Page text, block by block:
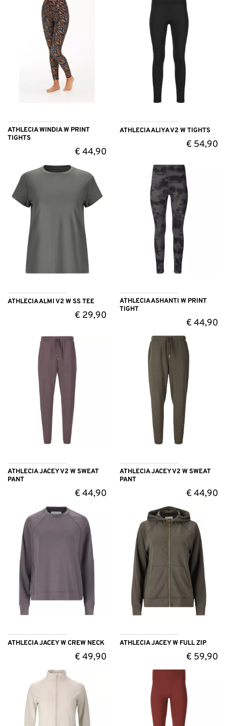
ATHLECIA WINDIA W PRINT
TIGHTS
€44,90
ATHLECIA ALIYA V2 W TIGHTS
€ 54,90
ATHLECIA ALMI V2 W SS TEE
€29,90
ATHLECIA ASHANTI W PRINT
TIGHT
€44,90
ATHLECIA JACEY V2 W SWEAT
PANT
€44,90
ATHLECIA JACEY V2 W SWEAT
PANT
€44,90
ATHLECIA JACEY W CREW NECK
€49,90
ATHLECIA JACEY W FULL ZIP
€ 59,90